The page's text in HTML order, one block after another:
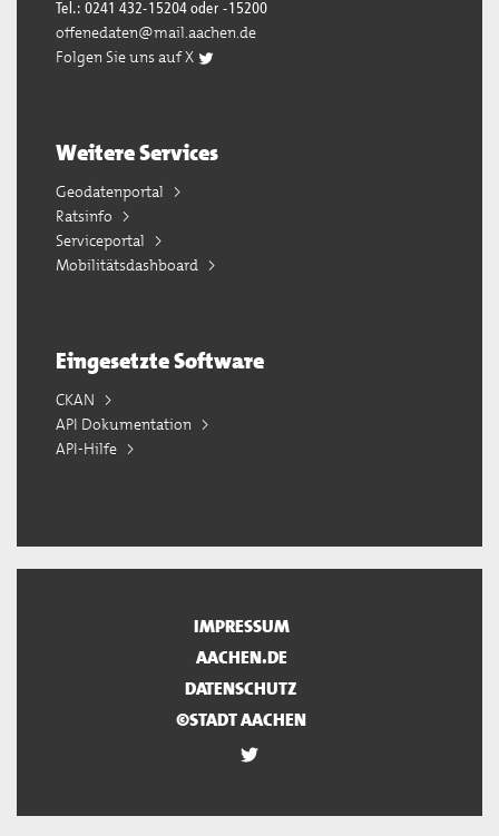
Tel.: 0241 432-15204 oder -15200
offenedaten@mail.aachen.de
Folgen Sie uns auf X
Weitere Services
Geodatenportal
Ratsinfo
Serviceportal
Mobilitätsdashboard
Eingesetzte Software
CKAN
API Dokumentation
API-Hilfe
IMPRESSUM
AACHEN.DE
DATENSCHUTZ
©STADT AACHEN